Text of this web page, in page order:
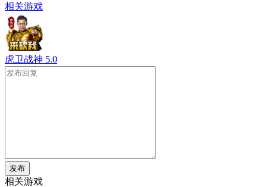
相关游戏
虎卫战神 5.0
发布
相关游戏